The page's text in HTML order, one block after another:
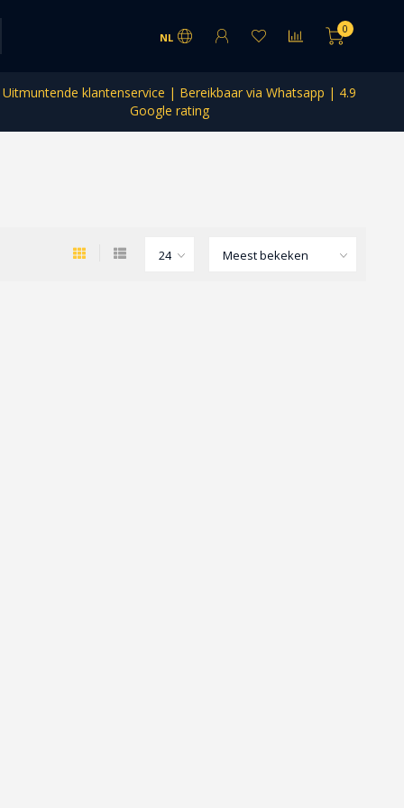
NL
0
Uitmuntende klantenservice | Bereikbaar via Whatsapp | 4.9
Google rating